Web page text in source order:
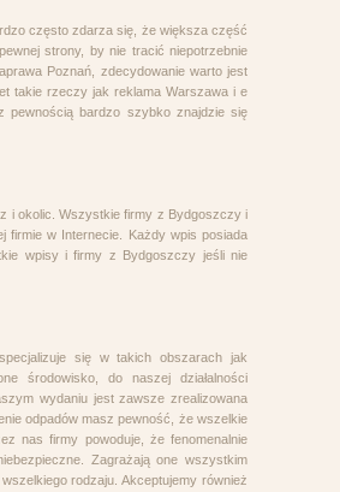
często zdarza się, że większa część
strony, by nie tracić niepotrzebnie
Poznań, zdecydowanie warto jest
takie rzeczy jak reklama Warszawa i e
pewnością bardzo szybko znajdzie się
i okolic. Wszystkie firmy z Bydgoszczy i
firmie w Internecie. Każdy wpis posiada
wpisy i firmy z Bydgoszczy jeśli nie
się w takich obszarach jak
środowisko, do naszej działalności
wydaniu jest zawsze zrealizowana
odpadów masz pewność, że wszelkie
nas firmy powoduje, że fenomenalnie
Zagrażają one wszystkim
rodzaju. Akceptujemy również